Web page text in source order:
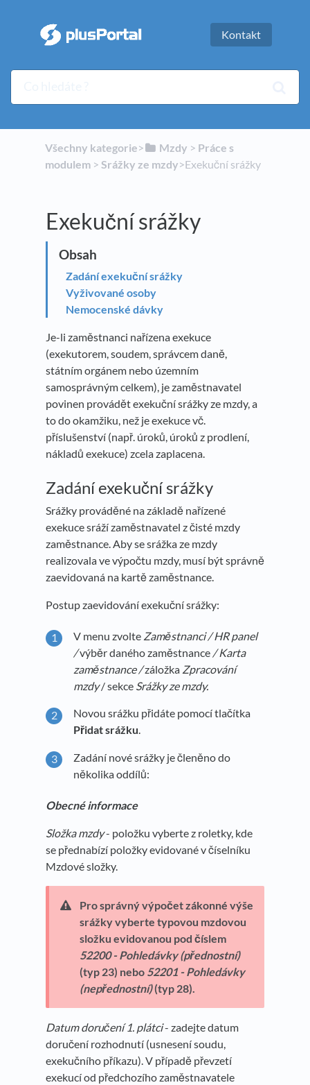
Kontakt
Všechny kategorie​>​ ​Mzdy ​ > ​ ​Práce s
modulem​ > ​ ​Srážky ze mzdy​>​ Exekuční srážky
Exekuční srážky
Zadání exekuční srážky
Vyživované osoby
Nemocenské dávky
Je-li zaměstnanci nařízena exekuce
(exekutorem, soudem, správcem daně,
státním orgánem nebo územním
samosprávným celkem), je zaměstnavatel
povinen provádět exekuční srážky ze mzdy, a
to do okamžiku, než je exekuce vč.
příslušenství (např. úroků, úroků z prodlení,
nákladů exekuce) zcela zaplacena.
Zadání exekuční srážky
Srážky prováděné na základě nařízené
exekuce sráží zaměstnavatel z čisté mzdy
zaměstnance. Aby se srážka ze mzdy
realizovala ve výpočtu mzdy, musí být správně
zaevidovaná na kartě zaměstnance.
Postup zaevidování exekuční srážky:
V menu zvolte Zaměstnanci / HR panel
/výběr daného zaměstnance / Karta
zaměstnance /záložka Zpracování
mzdy/ sekce Srážky ze mzdy.
Novou srážku přidáte pomocí tlačítka
Přidat srážku.
Zadání nové srážky je členěno do
několika oddílů:
Obecné informace
Složka mzdy- položku vyberte z roletky, kde
se přednabízí položky evidované v číselníku
Mzdové složky.
Pro správný výpočet zákonné výše
srážky vyberte typovou mzdovou
složku evidovanou pod číslem
52200 - Pohledávky (přednostní)
(typ 23) nebo 52201 - Pohledávky
(nepřednostní) (typ 28).
Datum doručení 1. plátci- zadejte datum
doručení rozhodnutí (usnesení soudu,
exekučního příkazu). V případě převzetí
exekucí od předchozího zaměstnavatele